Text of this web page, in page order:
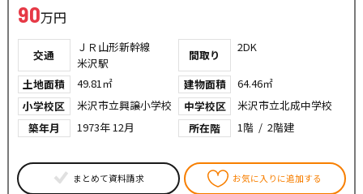
90万円
交通
ＪＲ山形新幹線
米沢駅
間取り
2DK
土地面積 49.81㎡ 建物面積
64.46㎡
小学校区
米沢市立興譲小学校 中学校区
米沢市立北成中学校
築年月
1973年 12月 所在階 1階 / 2階建
まとめて資料請求 お気に入りに追加する